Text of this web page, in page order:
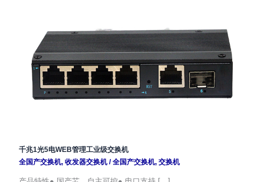
千兆1光5电WEB管理工业级交换机
全国产交换机, 收发器交换机/全国产交换机, 交换机